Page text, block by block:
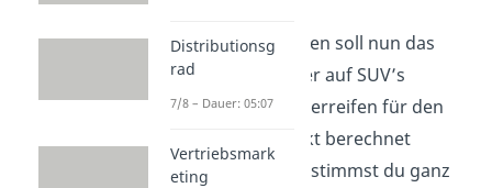
Mit diesen Angaben soll nun das
Marktvolumen der auf SUV’s
ausgelegten Winterreifen für den
bayerischen Markt berechnet
werden. Dabei bestimmst du ganz
Distributionsg
rad
7/8 – Dauer: 05:07
Vertriebsmark
eting